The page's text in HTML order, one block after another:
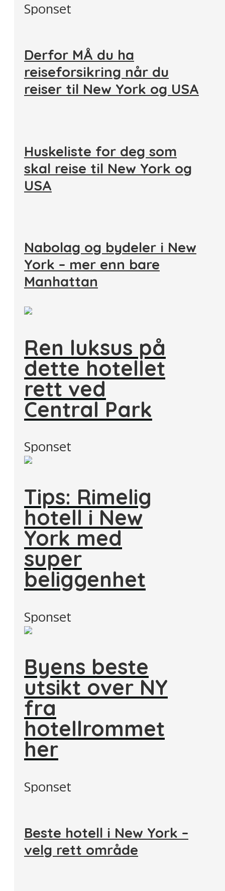
Sponset
Derfor MÅ du ha
reiseforsikring når du
reiser til New York og USA
Huskeliste for deg som
skal reise til New York og
USA
Nabolag og bydeler i New
York – mer enn bare
Manhattan
Ren luksus på
dette hotellet
rett ved
Central Park
Sponset
Tips: Rimelig
hotell i New
York med
super
beliggenhet
Sponset
Byens beste
utsikt over NY
fra
hotellrommet
her
Sponset
Beste hotell i New York –
velg rett område